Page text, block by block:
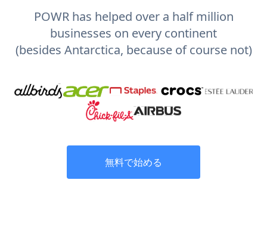
POWR has helped over a half million
businesses on every continent
(besides Antarctica, because of course not)
無料で始める